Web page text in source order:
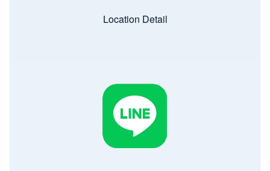
Location Detail